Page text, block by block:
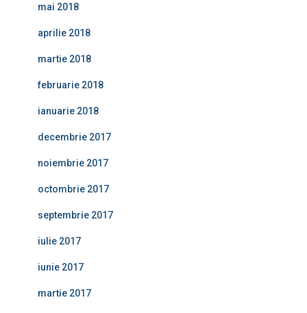
mai 2018
aprilie 2018
martie 2018
februarie 2018
ianuarie 2018
decembrie 2017
noiembrie 2017
octombrie 2017
septembrie 2017
iulie 2017
iunie 2017
martie 2017